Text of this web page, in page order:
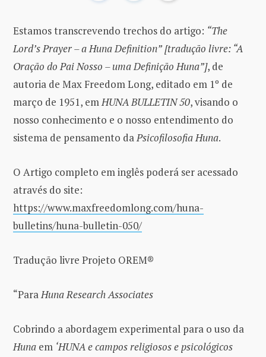
Estamos transcrevendo trechos do artigo: “The
Lord’s Prayer – a Huna Definition”[tradução livre: “A
Oração do Pai Nosso – uma Definição Huna”], de
autoria de Max Freedom Long, editado em 1º de
março de 1951, emHUNA BULLETIN 50, visando o
nosso conhecimento e o nosso entendimento do
sistema de pensamento daPsicofilosofia Huna.
O Artigo completo em inglês poderá ser acessado
através do site:
https://www.maxfreedomlong.com/huna-
bulletins/huna-bulletin-050/
Tradução livre Projeto OREM®
“ParaHuna Research Associates
Cobrindo a abordagem experimental para o uso da
Huna em ‘HUNA e campos religiosos e psicológicos